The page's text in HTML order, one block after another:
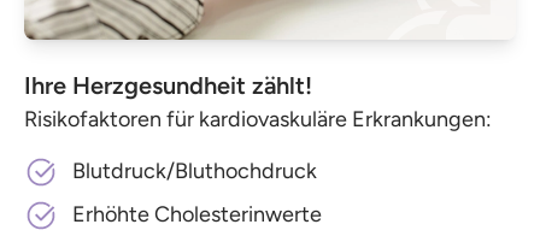
Ihre Herzgesundheit zählt!
Risikofaktoren für kardiovaskuläre Erkrankungen:
Blutdruck/Bluthochdruck
Erhöhte Cholesterinwerte